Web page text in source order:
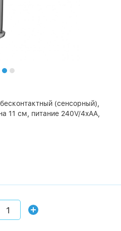
(сенсорный),
11 см, питание 240V/4xAA,